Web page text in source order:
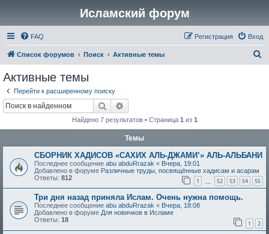
Исламский форум
FAQ Вход
Регистрация
Список форумов Поиск Активные темы
Активные темы
Перейти к расширенному поиску
Поиск
Найдено 7 результатов • Страница 1 из 1
Темы
СБОРНИК ХАДИСОВ «САХИХ АЛЬ-ДЖАМИ’» АЛЬ-АЛЬБАНИ
Последнее сообщение abu abduRrazak « Вчера, 19:01
Добавлено в форуме Различные труды, посвящённые хадисам и асарам
Ответы: 812 1 52 53 54 55
Три дня назад приняла Ислам. Очень нужна помощь.
Последнее сообщение abu abduRrazak « Вчера, 18:08
Добавлено в форуме Для новичков в Исламе
Ответы: 18 1 2